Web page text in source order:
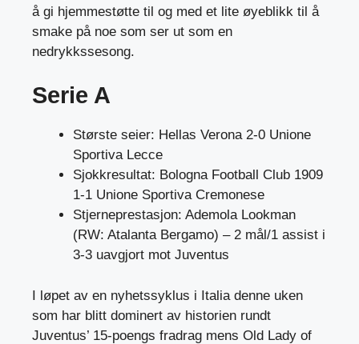
å gi hjemmestøtte til og med et lite øyeblikk til å
smake på noe som ser ut som en
nedrykkssesong.
Serie A
Største seier: Hellas Verona 2-0 Unione
Sportiva Lecce
Sjokkresultat: Bologna Football Club 1909
1-1 Unione Sportiva Cremonese
Stjerneprestasjon: Ademola Lookman
(RW: Atalanta Bergamo) – 2 mål/1 assist i
3-3 uavgjort mot Juventus
I løpet av en nyhetssyklus i Italia denne uken
som har blitt dominert av historien rundt
Juventus’ 15-poengs fradrag mens Old Lady of